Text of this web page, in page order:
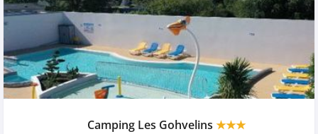
Camping Les Gohvelins ★★★